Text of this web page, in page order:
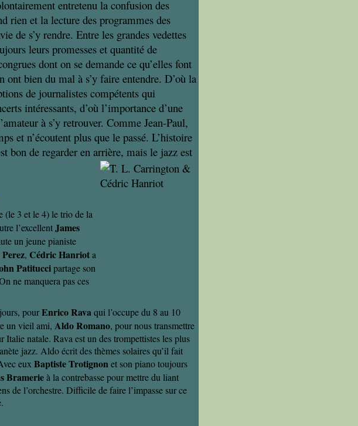
entretenu la confusion des
rien et la lecture des programmes des
de s’y rendre. Entre les grandes vedettes
leurs promesses et quantité de
dont on se demande ce qu’elles font
bien du mal à s’y faire entendre. D’où la
de journalistes compétents qui
intéressants, d’où l’importance d’une
à s’y retrouver. Comme Jean-Paul,
et n’écoutent plus que le passé. L’histoire
bon de regarder en arrière, mais le jazz est
(le 3 et le 4) le trio de la
l’excellentJames
un jeune pianiste
, Cédric Hanriota
Patituccipartage son
ne manquera pas ces
pourEnrico Ravaqui l’occupe du 8 au 10
un vieil ami, Aldo Romano, pour nous transmettre
Italie natale. Rava est un des trompettistes les plus
jazz. Aldo écrit des thèmes solaires qu’il fait
euxBaptiste Trotignonet son piano toujours
Bramerieà la contrebasse pour mettre du liant
de l’orchestre. Difficile de faire l’impasse sur ce